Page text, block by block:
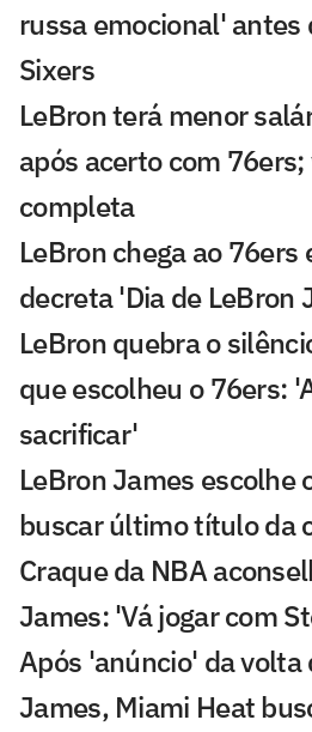
russa emocional' antes
Sixers
LeBron terá menor
após acerto com
completa
LeBron chega ao 76ers
decreta 'Dia de LeBron
LeBron quebra o
que escolheu o 76ers:
sacrificar'
LeBron James escolhe
buscar último título da
Craque da NBA
James: 'Vá jogar com
Após 'anúncio' da volta
James, Miami Heat